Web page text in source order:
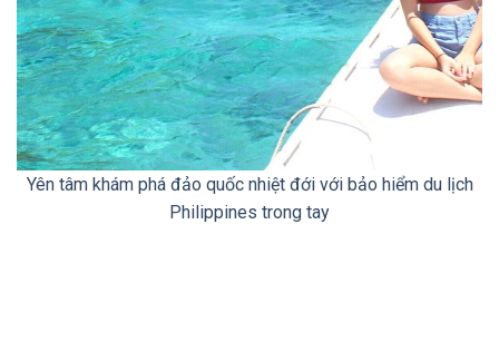
Yên tâm khám phá đảo quốc nhiệt đới với bảo hiểm du lịch
Philippines trong tay